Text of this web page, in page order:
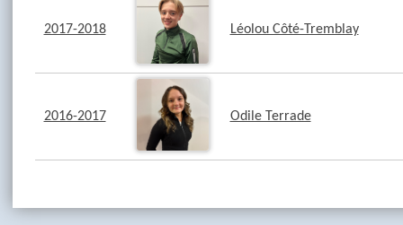
2017-2018 Léolou Côté-Tremblay
2016-2017 Odile Terrade